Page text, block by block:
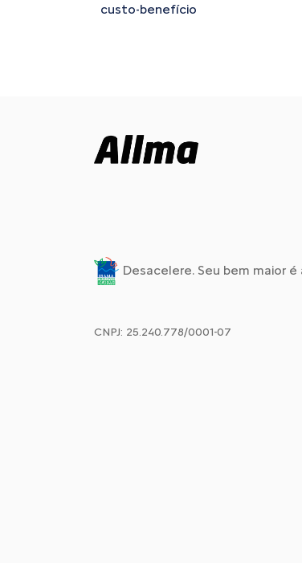
custo-benefício
Desacelere. Seu bem maior é
CNPJ: 25.240.778/0001-07